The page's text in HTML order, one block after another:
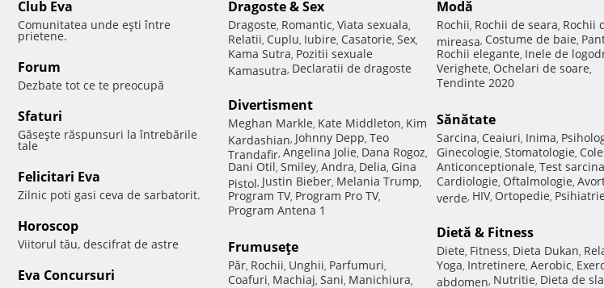
Club Eva
Comunitatea unde eşti între
prietene.
Forum
Dezbate tot ce te preocupă
Sfaturi
Găseşte răspunsuri la întrebările
tale
Felicitari Eva
Zilnic poti gasi ceva de sarbatorit.
Horoscop
Viitorul tău, descifrat de astre
Eva Concursuri
Dragoste & Sex
Dragoste, Romantic, Viata sexuala,
Relatii, Cuplu, Iubire, Casatorie, Sex,
Kama Sutra, Pozitii sexuale
Kamasutra, Declaratii de dragoste
Divertisment
Meghan Markle, Kate Middleton, Kim
Kardashian, Johnny Depp, Teo
Trandafir, Angelina Jolie, Dana Rogoz,
Dani Otil, Smiley, Andra, Delia, Gina
Pistol, Justin Bieber, Melania Trump,
Program TV, Program Pro TV,
Program Antena 1
Frumuseţe
Păr, Rochii, Unghii, Parfumuri,
Coafuri, Machiaj, Sani, Manichiura,
Modă
Rochii, Rochii de seara, Rochii
mireasa, Costume de baie,
Rochii elegante, Inele de
Verighete, Ochelari de soare,
Tendinte 2020
Sănătate
Sarcina, Ceaiuri, Inima,
Ginecologie, Stomatologie,
Anticonceptionale, Test sarcina
Cardiologie, Oftalmologie,
verde, HIV, Ortopedie, Psihiatrie
Dietă & Fitness
Diete, Fitness, Dieta Dukan,
Yoga, Intretinere, Aerobic,
abdomen, Nutritie, Dieta de